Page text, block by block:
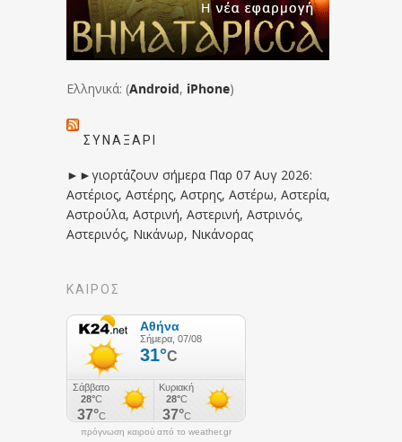
Ελληνικά: (Android, iPhone)
ΣΥΝΑΞΆΡΙ
►►γιορτάζουν σήμερα Παρ 07 Αυγ 2026:
Αστέριος, Αστέρης, Αστρης, Αστέρω, Αστερία,
Αστρούλα, Αστρινή, Αστερινή, Αστρινός,
Αστερινός, Νικάνωρ, Νικάνορας
ΚΑΙΡΟΣ
πρόγνωση καιρού από το weather.gr